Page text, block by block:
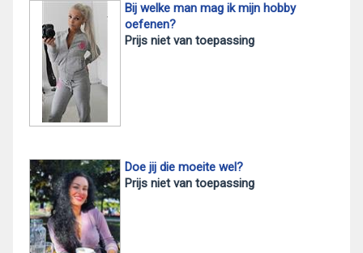
Bij welke man mag ik mijn hobby
oefenen?
Prijs niet van toepassing
Doe jij die moeite wel?
Prijs niet van toepassing